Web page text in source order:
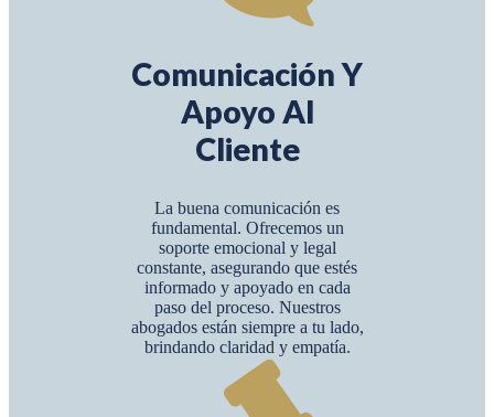
Comunicación Y
Apoyo Al
Cliente
La buena comunicación es
fundamental. Ofrecemos un
soporte emocional y legal
constante, asegurando que estés
informado y apoyado en cada
paso del proceso. Nuestros
abogados están siempre a tu lado,
brindando claridad y empatía.